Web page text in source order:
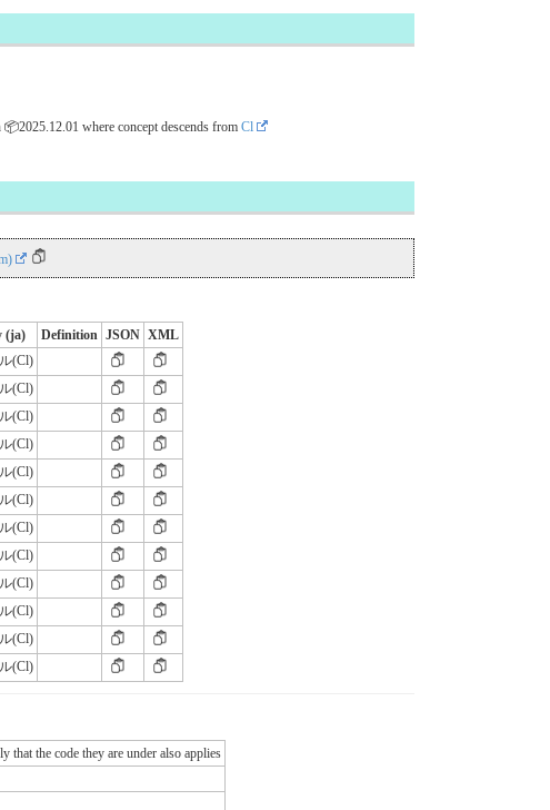
📦2025.12.01 where concept descends from Cl
(ja) Definition JSON XML
(Cl)
(Cl)
(Cl)
(Cl)
(Cl)
(Cl)
(Cl)
(Cl)
(Cl)
(Cl)
(Cl)
(Cl)
that the code they are under also applies